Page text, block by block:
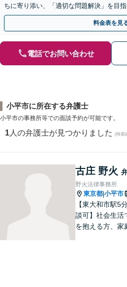
ちに寄り添い、「適切な問題解決」を目
料】
料金表を見
電話でお問い合わせ
小平市に所在する弁護士
小平市の事務所等での面談予約が可能です。
1 人の弁護士が見つかりました (検索
古庄 野火
野火法律事務所
東京都|小平市
【東大和市駅5
談可】社会生活
を抱える方、家